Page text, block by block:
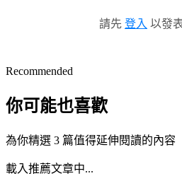
請先 登入 以發
Recommended
你可能也喜歡
為你精選 3 篇值得延伸閱讀的內容
載入推薦文章中...